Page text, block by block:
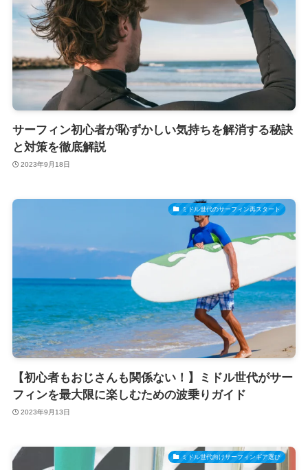
サーフィン初心者が恥ずかしい気持ちを解消する秘訣
と対策を徹底解説
2023年9月18日
ミドル世代のサーフィン再スタート
【初心者もおじさんも関係ない！】ミドル世代がサー
フィンを最大限に楽しむための波乗りガイド
2023年9月13日
ミドル世代向けサーフィンギア選び